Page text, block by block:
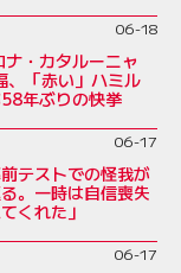
06-18
ナ・カタルーニャ
、「赤い」ハミル
年ぶりの快挙
06-17
テストでの怪我が
。一時は自信喪失
くれた」
06-17